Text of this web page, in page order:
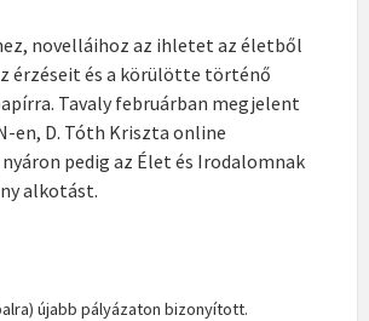
novelláihoz az ihletet az életből
érzéseit és a körülötte történő
Tavaly februárban megjelent
en, D. Tóth Kriszta online
pedig az Élet és Irodalomnak
alkotást.
újabb pályázaton bizonyított.